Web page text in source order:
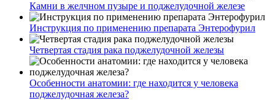
Камни в желчном пузыре и поджелудочной железе
Инструкция по применению препарата Энтерофурил
Четвертая стадия рака поджелудочной железы
Особенности анатомии: где находится у человека
поджелудочная железа?